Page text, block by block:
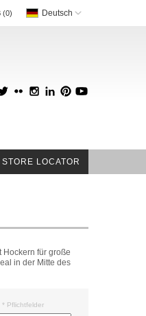
Deutsch
(0)
STORE LOCATOR
für große
in der Mitte des
* Pflichtfelder